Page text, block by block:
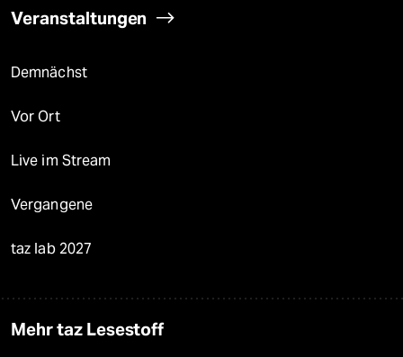
Veranstaltungen
Demnächst
Vor Ort
Live im Stream
Vergangene
taz lab 2027
Mehr taz Lesestoff